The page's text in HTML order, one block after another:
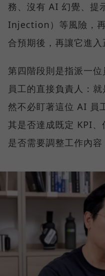
務、沒有 AI 幻覺、提
Injection）等風險，
合預期後，再讓它進入
第四階段則是指派一
員工的直接負責人：
然不必盯著這位 AI 員
其是否達成既定 KPI、
是否需要調整工作內容